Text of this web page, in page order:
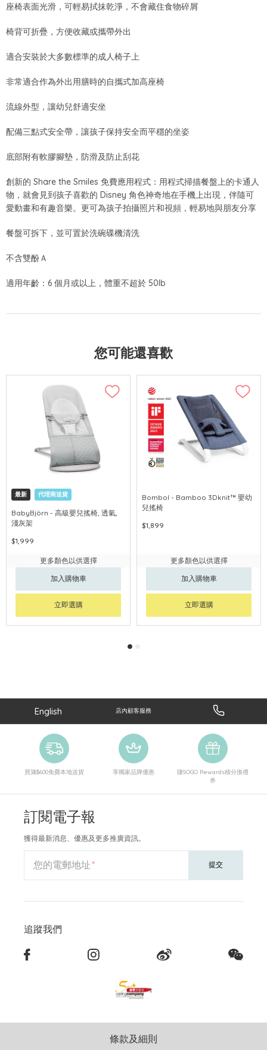
座椅表面光滑，可輕易拭抹乾淨，不會藏住食物碎屑
椅背可折疊，方便收藏或攜帶外出
適合安裝於大多數標準的成人椅子上
非常適合作為外出用膳時的自攜式加高座椅
流線外型，讓幼兒舒適安坐
配備三點式安全帶，讓孩子保持安全而平穩的坐姿
底部附有軟膠腳墊，防滑及防止刮花
創新的 Share the Smiles 免費應用程式：用程式掃描餐盤上的卡通人
物，就會見到孩子喜歡的 Disney 角色神奇地在手機上出現，伴隨可
愛動畫和有趣音樂。更可為孩子拍攝照片和視頻，輕易地與朋友分享
餐盤可拆下，並可置於洗碗碟機清洗
不含雙酚Ａ
適用年齡：6 個月或以上，體重不超於 50lb
您可能還喜歡
最新 代理商送貨
BabyBjörn - 高級嬰兒搖椅, 透氣,
淺灰架
$1,999
更多顏色以供選擇
加入購物車
立即選購
Bombol - Bamboo 3Dknit™ 嬰幼
兒搖椅
$1,899
更多顏色以供選擇
加入購物車
立即選購
English 店內顧客服務
買滿$600免費本地送貨 享獨家品牌優惠
賺SOGO Rewards積分換禮
券
訂閱電子報
獲得最新消息、優惠及更多推廣資訊。
您的電郵地址 提交
追蹤我們
條款及細則